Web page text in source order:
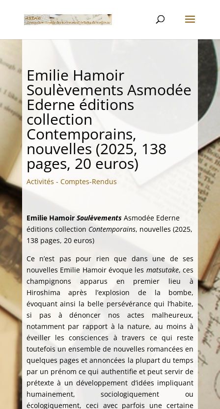
Emilie Hamoir
Soulèvements Asmodée
Ederne éditions
collection
Contemporains,
nouvelles (2025, 138
pages, 20 euros)
Activités - Comptes-Rendus
Emilie Hamoir Soulèvements Asmodée Ederne
éditions collection Contemporains, nouvelles (2025,
138 pages, 20 euros)
Ce n’est pas pour rien que dans une de ses
nouvelles Emilie Hamoir évoque les matsutake, ces
champignons apparus en premier lieu à
Hiroshima après l’explosion de la bombe,
évoquant ainsi la belle persévérance qui l’habite,
si pas à dénoncer nos actes malheureux,
notamment par rapport à la nature, au moins à
éveiller les consciences à travers ce qui reste
toutefois un ensemble de nouvelles romancées en
quelques pages et annoncées la plupart du temps
par un prénom ce qui authentifie et peut servir de
prétexte à un développement d’idées impliquant
humainement, sociologiquement ou
écologiquement, ceci avec parfois une certaine